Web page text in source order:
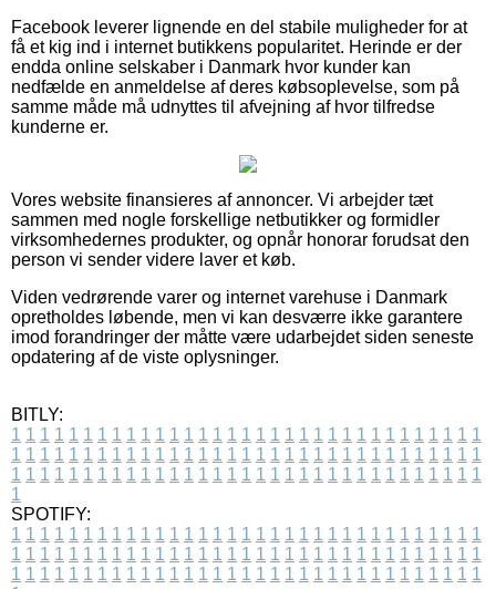
Facebook leverer lignende en del stabile muligheder for at
få et kig ind i internet butikkens popularitet. Herinde er der
endda online selskaber i Danmark hvor kunder kan
nedfælde en anmeldelse af deres købsoplevelse, som på
samme måde må udnyttes til afvejning af hvor tilfredse
kunderne er.
Vores website finansieres af annoncer. Vi arbejder tæt
sammen med nogle forskellige netbutikker og formidler
virksomhedernes produkter, og opnår honorar forudsat den
person vi sender videre laver et køb.
Viden vedrørende varer og internet varehuse i Danmark
opretholdes løbende, men vi kan desværre ikke garantere
imod forandringer der måtte være udarbejdet siden seneste
opdatering af de viste oplysninger.
BITLY:
1 1 1 1 1 1 1 1 1 1 1 1 1 1 1 1 1 1 1 1 1 1 1 1 1 1 1 1 1 1 1 1 1
1 1 1 1 1 1 1 1 1 1 1 1 1 1 1 1 1 1 1 1 1 1 1 1 1 1 1 1 1 1 1 1 1
1 1 1 1 1 1 1 1 1 1 1 1 1 1 1 1 1 1 1 1 1 1 1 1 1 1 1 1 1 1 1 1 1
1
SPOTIFY:
1 1 1 1 1 1 1 1 1 1 1 1 1 1 1 1 1 1 1 1 1 1 1 1 1 1 1 1 1 1 1 1 1
1 1 1 1 1 1 1 1 1 1 1 1 1 1 1 1 1 1 1 1 1 1 1 1 1 1 1 1 1 1 1 1 1
1 1 1 1 1 1 1 1 1 1 1 1 1 1 1 1 1 1 1 1 1 1 1 1 1 1 1 1 1 1 1 1 1